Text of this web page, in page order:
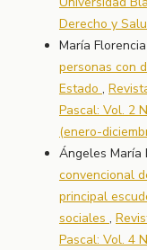
Derecho y
María
personas con
Estado ,
Pascal: Vol. 2
(enero-
Ángeles María
convencional
principal
sociales ,
Pascal: Vol. 4